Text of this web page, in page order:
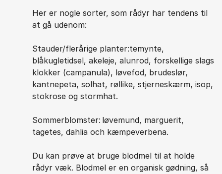
Her er nogle sorter, som rådyr har tendens til
at gå udenom:
Stauder/flerårige planter:temynte,
blåkugletidsel, akeleje, alunrod, forskellige slags
klokker (campanula), løvefod, brudeslør,
kantnepeta, solhat, røllike, stjerneskærm, isop,
stokrose og stormhat.
Sommerblomster: løvemund, marguerit,
tagetes, dahlia och kæmpeverbena.
Du kan prøve at bruge blodmel til at holde
rådyr væk. Blodmel er en organisk gødning, så